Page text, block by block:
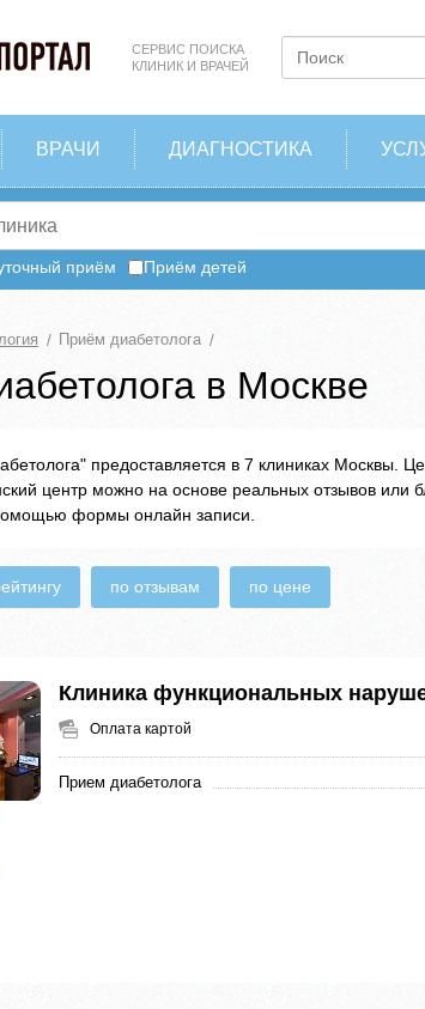
СЕРВИС ПОИСКА
КЛИНИК И ВРАЧЕЙ
ВРАЧИ ДИАГНОСТИКА
приём Приём детей
Приём диабетолога
в Москве
предоставляется в 7 клиниках Москвы.
центр можно на основе реальных отзывов или
формы онлайн записи.
по отзывам по цене
Клиника функциональных
Оплата картой
Прием диабетолога